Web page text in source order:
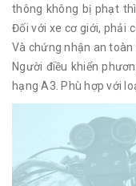
thông không bị phạt
Đối với xe cơ giới, phải
Và chứng nhận an toàn
Người điều khiển
hạng A3. Phù hợp với